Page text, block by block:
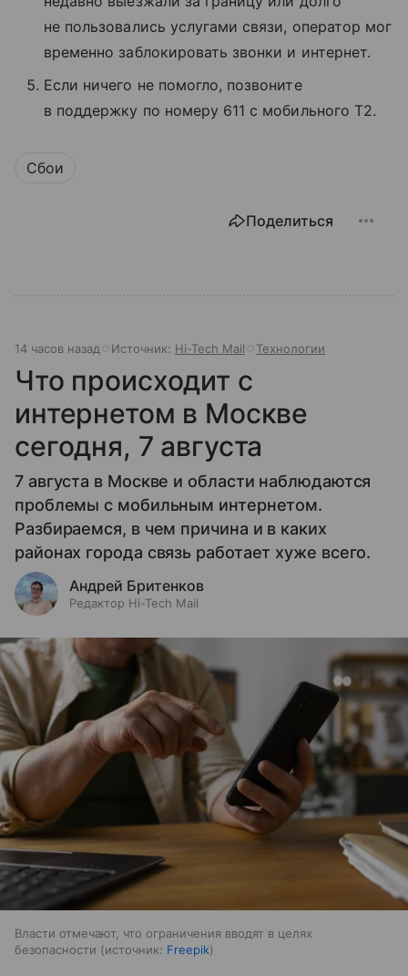
не пользовались услугами связи, оператор мог
временно заблокировать звонки и интернет.
Если ничего не помогло, позвоните
в поддержку по номеру 611 с мобильного T2.
Сбои
Поделиться
14 часов назад Источник: Hi-Tech Mail Технологии
Что происходит с
интернетом в Москве
сегодня, 7 августа
7 августа в Москве и области наблюдаются
проблемы с мобильным интернетом.
Разбираемся, в чем причина и в каких
районах города связь работает хуже всего.
Андрей Бритенков
Редактор Hi-Tech Mail
Власти отмечают, что ограничения вводят в целях
безопасности
источник: Freepik